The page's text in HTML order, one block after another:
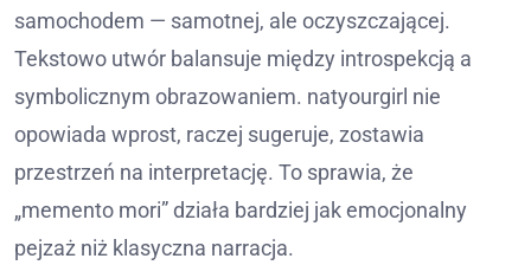
samochodem — samotnej, ale oczyszczającej.
Tekstowo utwór balansuje między introspekcją a
symbolicznym obrazowaniem. natyourgirl nie
opowiada wprost, raczej sugeruje, zostawia
przestrzeń na interpretację. To sprawia, że
„memento mori” działa bardziej jak emocjonalny
pejzaż niż klasyczna narracja.